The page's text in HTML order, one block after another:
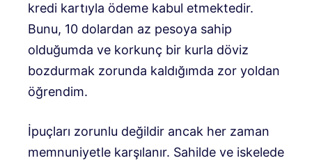
kredi kartıyla ödeme kabul etmektedir.
Bunu, 10 dolardan az pesoya sahip
olduğumda ve korkunç bir kurla döviz
bozdurmak zorunda kaldığımda zor yoldan
öğrendim.
İpuçları zorunlu değildir ancak her zaman
memnuniyetle karşılanır. Sahilde ve iskelede